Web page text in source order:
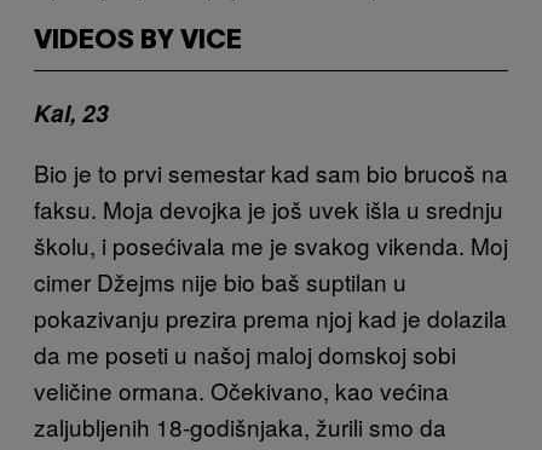
VIDEOS BY VICE
Kal, 23
Bio je to prvi semestar kad sam bio brucoš na
faksu. Moja devojka je još uvek išla u srednju
školu, i posećivala me je svakog vikenda. Moj
cimer Džejms nije bio baš suptilan u
pokazivanju prezira prema njoj kad je dolazila
da me poseti u našoj maloj domskoj sobi
veličine ormana. Očekivano, kao većina
zaljubljenih 18-godišnjaka, žurili smo da